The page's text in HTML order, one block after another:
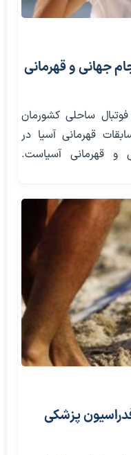
جهانی و قهرمانی
ساحلی کشورمان
قهرمانی آسیا در
و قهرمانی آسیاست.
پزشکی